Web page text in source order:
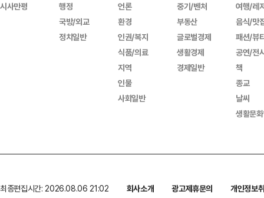
시사만평
행정
국방/외교
정치일반
언론
환경
인권/복지
식품/의료
지역
인물
사회일반
중기/벤처
부동산
글로벌경제
생활경제
경제일반
여행/레
음식/맛
패션/뷰
공연/전
책
종교
날씨
생활문
최종편집시간: 2026.08.06 21:02 회사소개 광고제휴문의
개인정보